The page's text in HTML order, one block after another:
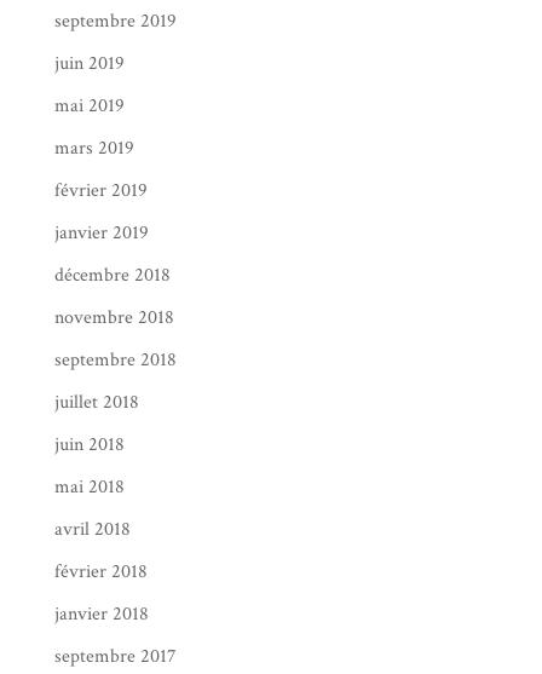
septembre 2019
juin 2019
mai 2019
mars 2019
février 2019
janvier 2019
décembre 2018
novembre 2018
septembre 2018
juillet 2018
juin 2018
mai 2018
avril 2018
février 2018
janvier 2018
septembre 2017